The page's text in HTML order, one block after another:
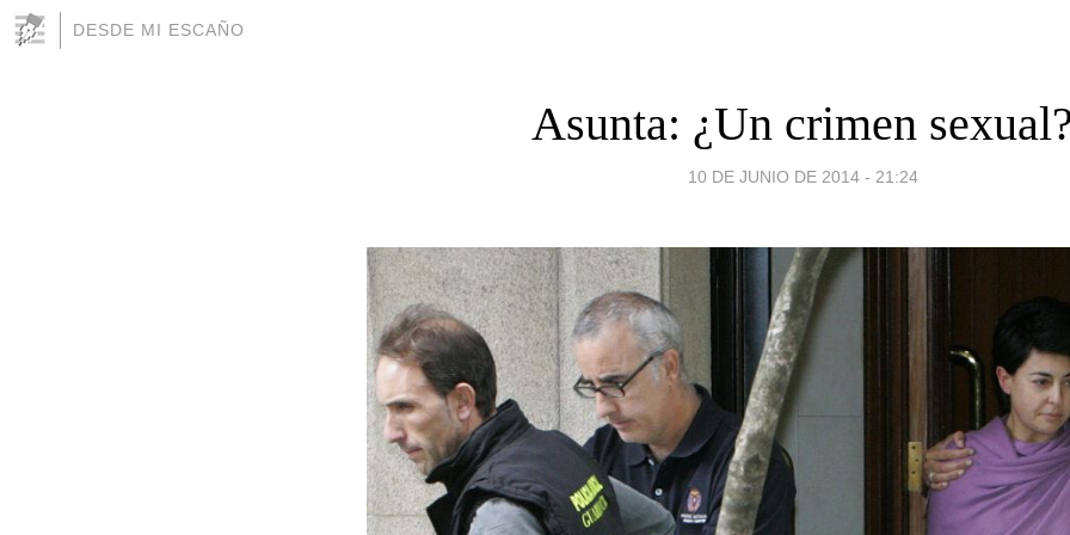
DESDE MI ESCAÑO
Asunta: ¿Un crimen
10 DE JUNIO DE 2014 - 21:24